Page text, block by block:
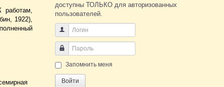
1922),
доступны ТОЛЬКО для авторизованных
пользователей.
Логин
Пароль
Запомнить меня
Войти